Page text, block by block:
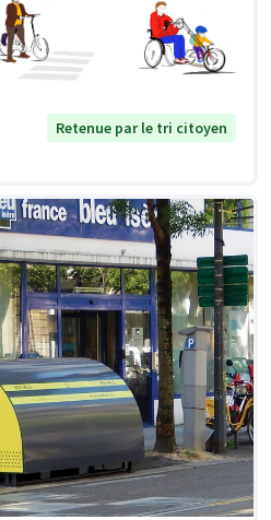
Retenue par le tri citoyen